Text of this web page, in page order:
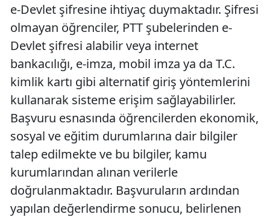
e-Devlet şifresine ihtiyaç duymaktadır. Şifresi
olmayan öğrenciler, PTT şubelerinden e-
Devlet şifresi alabilir veya internet
bankacılığı, e-imza, mobil imza ya da T.C.
kimlik kartı gibi alternatif giriş yöntemlerini
kullanarak sisteme erişim sağlayabilirler.
Başvuru esnasında öğrencilerden ekonomik,
sosyal ve eğitim durumlarına dair bilgiler
talep edilmekte ve bu bilgiler, kamu
kurumlarından alınan verilerle
doğrulanmaktadır. Başvuruların ardından
yapılan değerlendirme sonucu, belirlenen